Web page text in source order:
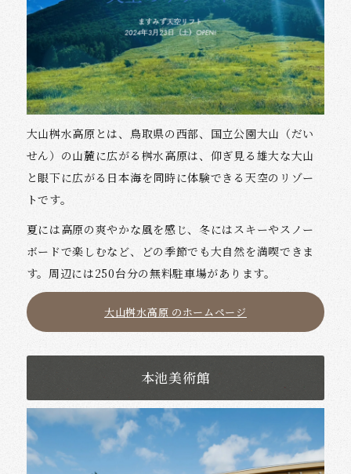
大山桝水高原とは、鳥取県の西部、国立公園大山（だい
せん）の山麓に広がる桝水高原は、仰ぎ見る雄大な大山
と眼下に広がる日本海を同時に体験できる天空のリゾー
トです。
夏には高原の爽やかな風を感じ、冬にはスキーやスノー
ボードで楽しむなど、どの季節でも大自然を満喫できま
す。周辺には250台分の無料駐車場があります。
大山桝水高原 のホームページ
本池美術館